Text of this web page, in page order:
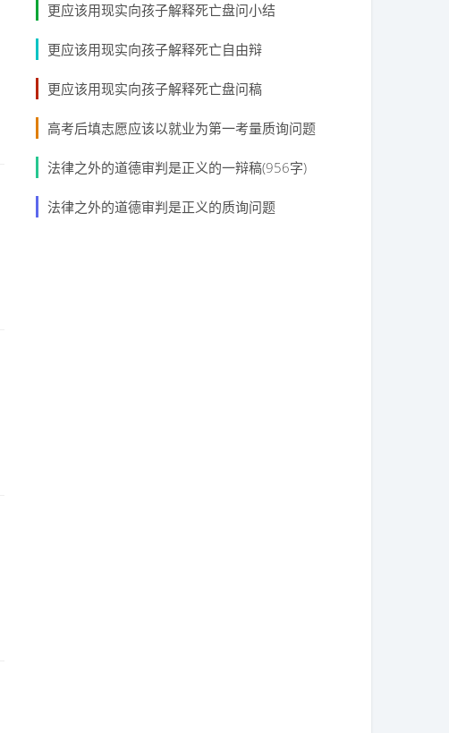
更应该用现实向孩子解释死亡盘问小结
更应该用现实向孩子解释死亡自由辩
更应该用现实向孩子解释死亡盘问稿
高考后填志愿应该以就业为第一考量质询问题
法律之外的道德审判是正义的一辩稿(956字)
法律之外的道德审判是正义的质询问题